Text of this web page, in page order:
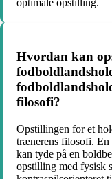
Hvordan kan
filosofi?
Opstillingen for et
trænerens filosofi. En
kan tyde på en
opstilling med fysisk